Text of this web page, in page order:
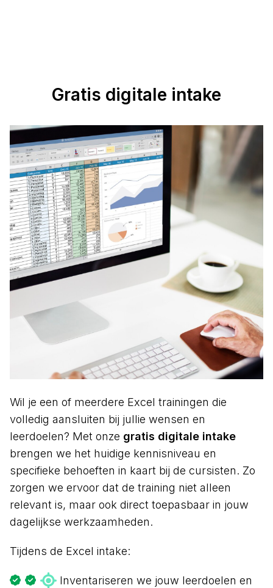
Gratis digitale intake
Wil je een of meerdere Excel trainingen die
volledig aansluiten bij jullie wensen en
leerdoelen? Met onze gratis digitale intake
brengen we het huidige kennisniveau en
specifieke behoeften in kaart bij de cursisten. Zo
zorgen we ervoor dat de training niet alleen
relevant is, maar ook direct toepasbaar in jouw
dagelijkse werkzaamheden.
Tijdens de Excel intake:
Inventariseren we jouw leerdoelen en